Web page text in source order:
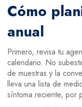
Cómo
anual
Primero, revisa tu
calendario. No
de muestras y la
lleva una lista de
síntoma reciente, por